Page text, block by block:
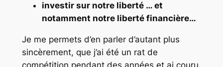
investir sur notre liberté … et
notamment notre liberté financière…
Je me permets d’en parler d’autant plus
sincèrement, que j’ai été un rat de